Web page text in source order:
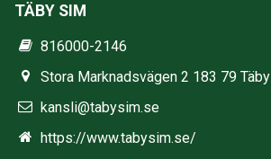
TÄBY SIM
816000-2146
Stora Marknadsvägen 2 183 79 Täby
kansli@tabysim.se
https://www.tabysim.se/